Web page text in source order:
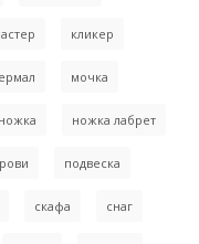
кликер
мочка
ножка ножка лабрет
подвеска
скафа снаг